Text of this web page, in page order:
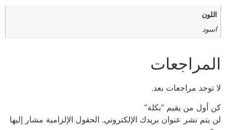
اللون
اسود
المراجعات
لا توجد مراجعات بعد.
كن أول من يقيم “بكلة”
لن يتم نشر عنوان بريدك الإلكتروني. الحقول الإلزامية مشار إليها